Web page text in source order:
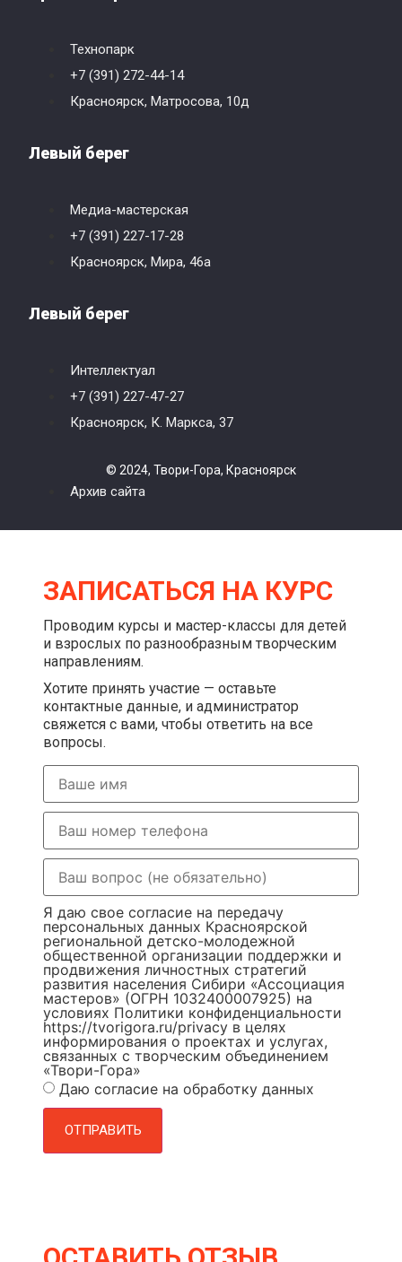
Технопарк
+7 (391) 272-44-14
Красноярск, Матросова, 10д
Левый берег
Медиа-мастерская
+7 (391) 227-17-28
Красноярск, Мира, 46a
Левый берег
Интеллектуал
+7 (391) 227-47-27
Красноярск, К. Маркса, 37
© 2024, Твори-Гора, Красноярск
Архив сайта
ЗАПИСАТЬСЯ НА КУРС
Проводим курсы и мастер-классы для детей
и взрослых по разнообразным творческим
направлениям.
Хотите принять участие — оставьте
контактные данные, и администратор
свяжется с вами, чтобы ответить на все
вопросы.
Я даю свое согласие на передачу
персональных данных Красноярской
региональной детско-молодежной
общественной организации поддержки и
продвижения личностных стратегий
развития населения Сибири «Ассоциация
мастеров» (ОГРН 1032400007925) на
условиях Политики конфиденциальности
https://tvorigora.ru/privacy в целях
информирования о проектах и услугах,
связанных с творческим объединением
«Твори-Гора»
Даю согласие на обработку данных
ОТПРАВИТЬ